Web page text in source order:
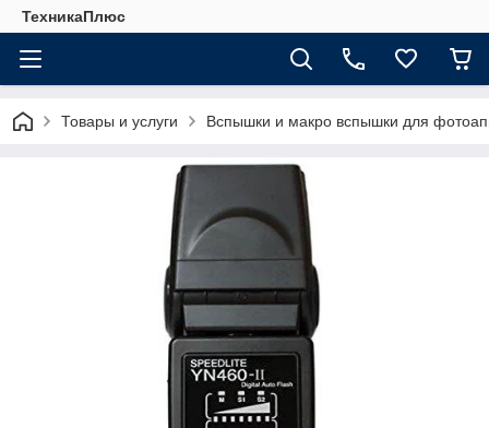
ТехникаПлюс
Товары и услуги Вспышки и макро вспышки для